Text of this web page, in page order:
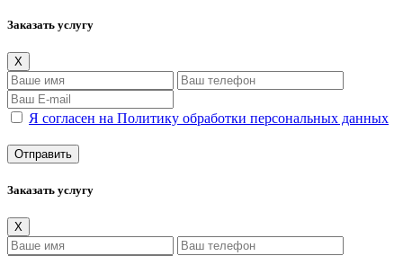
Заказать услугу
X
Я согласен на Политику обработки персональных данных
Заказать услугу
X